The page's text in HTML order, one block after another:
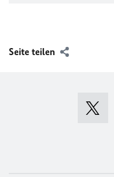
Seite teilen